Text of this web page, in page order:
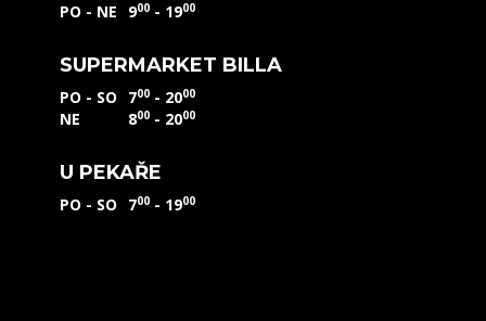
PO - NE 900 - 1900
SUPERMARKET BILLA
PO - SO 700 - 2000
NE 800 - 2000
U PEKAŘE
PO - SO 700 - 1900